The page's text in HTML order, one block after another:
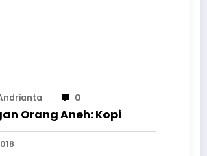
0
Orang Aneh: Kopi